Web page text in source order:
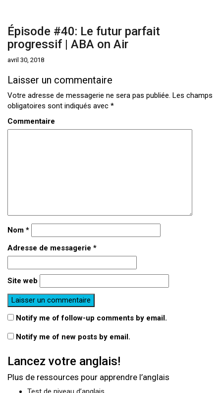
Épisode #40: Le futur parfait
progressif | ABA on Air
avril 30, 2018
Laisser un commentaire
Votre adresse de messagerie ne sera pas publiée. Les champs
obligatoires sont indiqués avec *
Commentaire
Nom *
Adresse de messagerie *
Site web
Notify me of follow-up comments by email.
Notify me of new posts by email.
Lancez votre anglais!
Plus de ressources pour apprendre l’anglais